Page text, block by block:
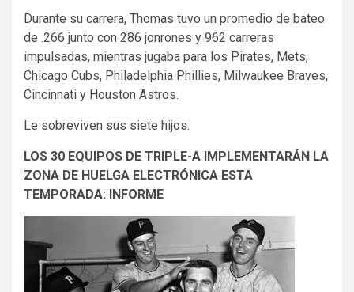
Durante su carrera, Thomas tuvo un promedio de bateo
de .266 junto con 286 jonrones y 962 carreras
impulsadas, mientras jugaba para los Pirates, Mets,
Chicago Cubs, Philadelphia Phillies, Milwaukee Braves,
Cincinnati y Houston Astros.
Le sobreviven sus siete hijos.
LOS 30 EQUIPOS DE TRIPLE-A IMPLEMENTARÁN LA
ZONA DE HUELGA ELECTRÓNICA ESTA
TEMPORADA: INFORME